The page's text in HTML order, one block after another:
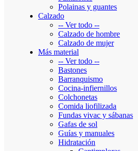
Polainas y guantes
Calzado
-- Ver todo --
Calzado de hombre
Calzado de mujer
Más material
-- Ver todo --
Bastones
Barranquismo
Cocina-infiernillos
Colchonetas
Comida liofilizada
Fundas vivac y sábanas
Gafas de sol
Guías y manuales
Hidratación